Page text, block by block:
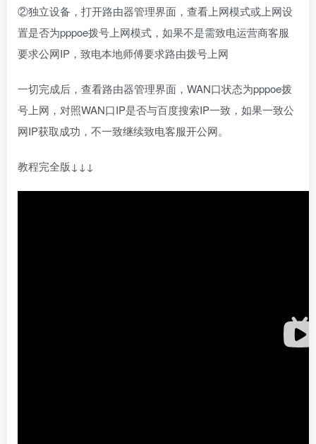
②独立设备，打开路由器管理界面，查看上网模式或上网设
置是否为pppoe拨号上网模式，如果不是需致电运营商客服
要求公网IP，致电本地师傅要求路由拨号上网
一切完成后，查看路由器管理界面，WAN口状态为pppoe拨
号上网，对照WAN口IP是否与百度搜索IP一致，如果一致公
网IP获取成功，不一致继续致电客服开公网。
教程完全版↓↓↓